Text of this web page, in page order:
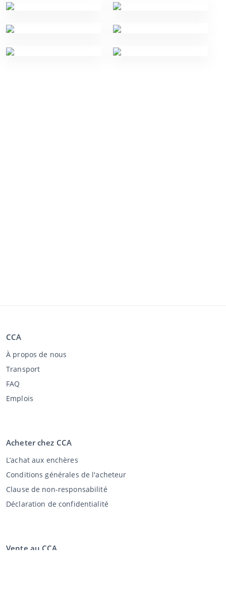
CCA
À propos de nous
Transport
FAQ
Emplois
Acheter chez CCA
L’achat aux enchères
Conditions générales de l'acheteur
Clause de non-responsabilité
Déclaration de confidentialité
Vente au CCA